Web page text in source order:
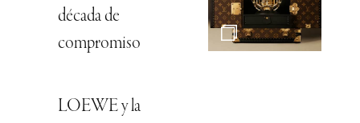
década de
compromiso
LOEWE y la